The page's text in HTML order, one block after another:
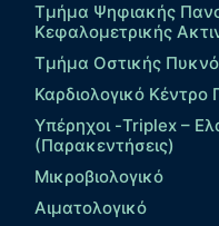
Τμήμα Ψηφιακής
Κεφαλομετρικής
Τμήμα Οστικής
Καρδιολογικό Κέντρο
Υπέρηχοι -Triplex –
(Παρακεντήσεις)
Μικροβιολογικό
Αιματολογικό